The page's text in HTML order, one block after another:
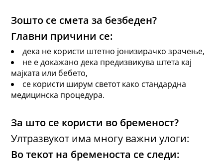
Зошто се смета за безбеден?
Главни причини се:
дека не користи штетно јонизирачко зрачење,
не е докажано дека предизвикува штета кај
мајката или бебето,
се користи ширум светот како стандардна
медицинска процедура.
За што се користи во бременост?
Ултразвукот има многу важни улоги:
Во текот на бременоста се следи: